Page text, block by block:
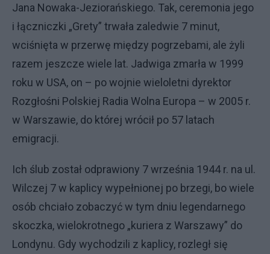
Jana Nowaka-Jeziorańskiego. Tak, ceremonia jego
i łączniczki „Grety” trwała zaledwie 7 minut,
wciśnięta w przerwę między pogrzebami, ale żyli
razem jeszcze wiele lat. Jadwiga zmarła w 1999
roku w USA, on – po wojnie wieloletni dyrektor
Rozgłośni Polskiej Radia Wolna Europa – w 2005 r.
w Warszawie, do której wrócił po 57 latach
emigracji.
Ich ślub został odprawiony 7 września 1944 r. na ul.
Wilczej 7 w kaplicy wypełnionej po brzegi, bo wiele
osób chciało zobaczyć w tym dniu legendarnego
skoczka, wielokrotnego „kuriera z Warszawy” do
Londynu. Gdy wychodzili z kaplicy, rozległ się